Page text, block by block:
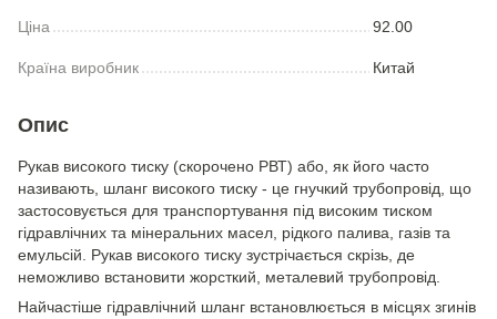
Ціна 92.00
Країна виробник Китай
Опис
Рукав високого тиску (скорочено РВТ) або, як його часто
називають, шланг високого тиску - це гнучкий трубопровід, що
застосовується для транспортування під високим тиском
гідравлічних та мінеральних масел, рідкого палива, газів та
емульсій. Рукав високого тиску зустрічається скрізь, де
неможливо встановити жорсткий, металевий трубопровід.
Найчастіше гідравлічний шланг встановлюється в місцях згинів